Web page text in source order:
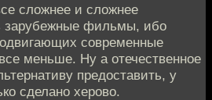
сложнее и сложнее
зарубежные фильмы, ибо
современные
меньше. Ну а отечественное
предоставить, у
сделано херово.